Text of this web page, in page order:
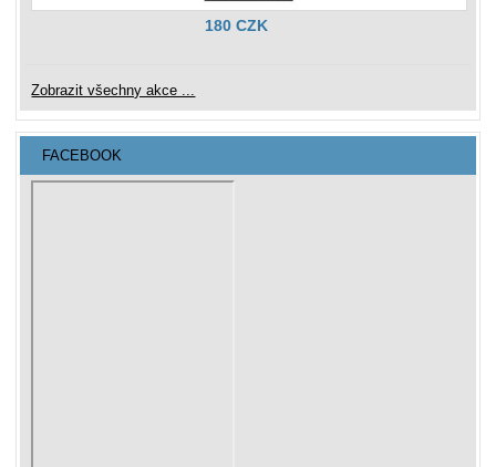
180 CZK
Zobrazit všechny akce ...
FACEBOOK